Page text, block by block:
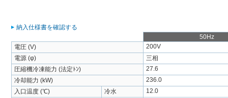
納入仕様書を確認する
50Hz
電圧 (V)
200V
電源 (φ)
三相
圧縮機冷凍能力 (法定ﾄﾝ)
27.6
冷却能力 (kW)
236.0
入口温度 (℃)
冷水
12.0